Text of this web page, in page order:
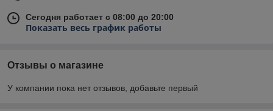
Сегодня работает с 08:00 до 20:00
Показать весь график работы
Отзывы о магазине
У компании пока нет отзывов, добавьте первый